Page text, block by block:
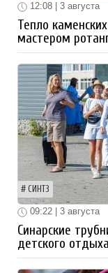
12:08 | 3 августа
Тепло
мастером
СИНТЗ
09:22 | 3 августа
Синарские
детского отдыха